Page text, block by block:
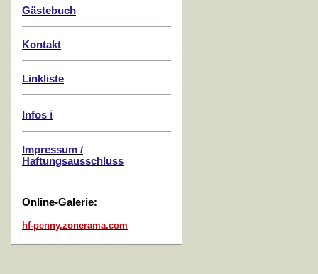
Gästebuch
Kontakt
Linkliste
Infos ℹ️
Impressum /
Haftungsausschluss
Online-Galerie:
hf-penny.zonerama.com